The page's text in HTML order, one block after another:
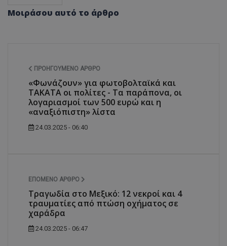
Μοιράσου αυτό το άρθρο
ΠΡΟΗΓΟΎΜΕΝΟ ΆΡΘΡΟ
«Φωνάζουν» για φωτοβολταϊκά και
ΤΑΚΑΤΑ οι πολίτες - Τα παράπονα, οι
λογαριασμοί των 500 ευρώ και η
«αναξιόπιστη» λίστα
24.03.2025 - 06:40
ΕΠΌΜΕΝΟ ΆΡΘΡΟ
Τραγωδία στο Μεξικό: 12 νεκροί και 4
τραυματίες από πτώση οχήματος σε
χαράδρα
24.03.2025 - 06:47